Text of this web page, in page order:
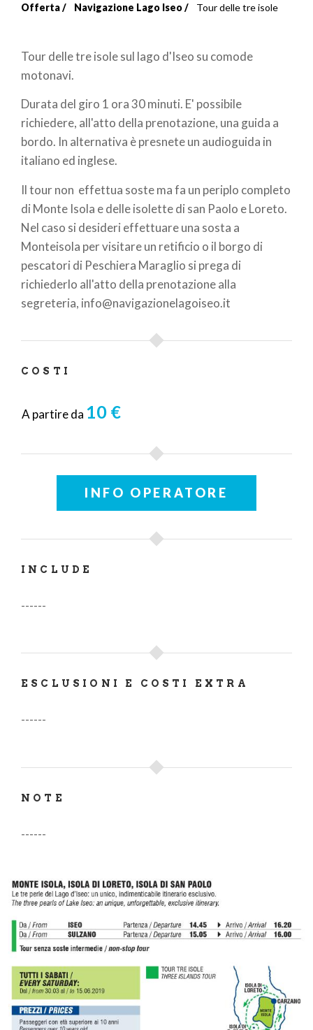
Briciole
di
pane
Offerta Navigazione Lago Iseo Tour delle tre isole
Tour delle tre isole sul lago d'Iseo su comode
motonavi.
Durata del giro 1 ora 30 minuti. E' possibile
richiedere, all'atto della prenotazione, una guida a
bordo. In alternativa è presnete un audioguida in
italiano ed inglese.
Il tour non effettua soste ma fa un periplo completo
di Monte Isola e delle isolette di san Paolo e Loreto.
Nel caso si desideri effettuare una sosta a
Monteisola per visitare un retificio o il borgo di
pescatori di Peschiera Maraglio si prega di
richiederlo all'atto della prenotazione alla
segreteria, info@navigazionelagoiseo.it
COSTI
A partire da 10 €
INFO OPERATORE
INCLUDE
------
ESCLUSIONI E COSTI EXTRA
------
NOTE
------